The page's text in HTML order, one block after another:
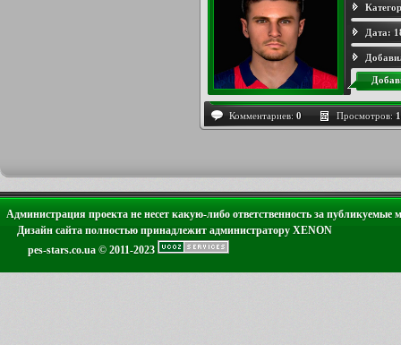
Дата:
Комментариев: 0 Просмотров:
Администрация проекта не несет какую-либо ответственность за публикуемые
Дизайн сайта полностью принадлежит администратору XENON
pes-stars.co.ua © 2011-2023